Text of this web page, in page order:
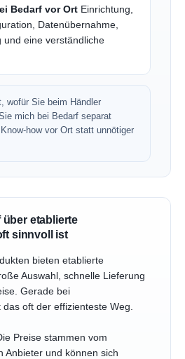
Bedarf vor Ort Einrichtung,
Datenübernahme,
und eine verständliche
wofür Sie beim Händler
mich bei Bedarf separat
how vor Ort statt unnötiger
über etablierte
sinnvoll ist
bieten etablierte
Auswahl, schnelle Lieferung
Gerade bei
oft der effizienteste Weg.
Preise stammen vom
Anbieter und können sich